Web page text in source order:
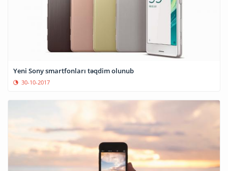
Yeni Sony smartfonları təqdim olunub
30-10-2017